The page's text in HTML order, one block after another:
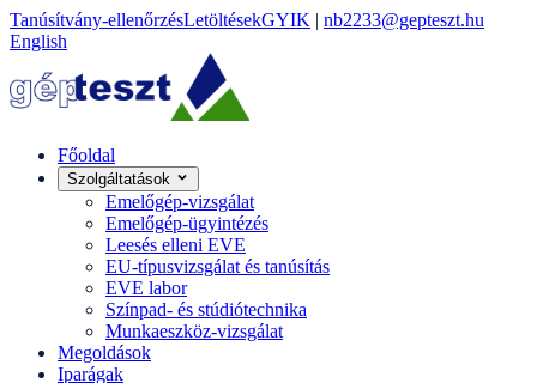
Tanúsítvány-ellenőrzésLetöltésekGYIK | nb2233@gepteszt.hu
English
Főoldal
Szolgáltatások
Emelőgép-vizsgálat
Emelőgép-ügyintézés
Leesés elleni EVE
EU-típusvizsgálat és tanúsítás
EVE labor
Színpad- és stúdiótechnika
Munkaeszköz-vizsgálat
Megoldások
Iparágak